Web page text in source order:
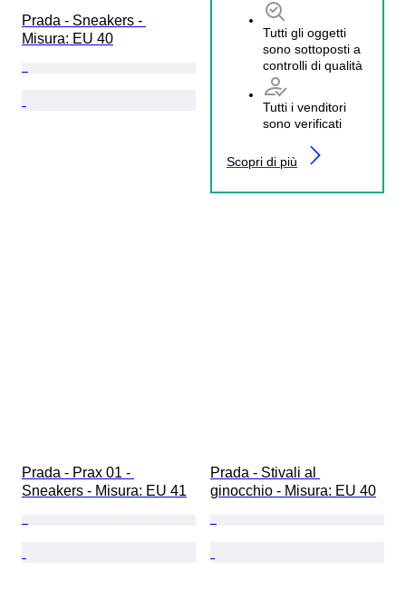
Tutti gli oggetti
sono sottoposti a
controlli di qualità
Tutti i venditori
sono verificati
Scopri di più
Prada - Sneakers -
Misura: EU 40
Prada - Prax 01 -
Sneakers - Misura: EU 41
Prada - Stivali al
ginocchio - Misura: EU 40